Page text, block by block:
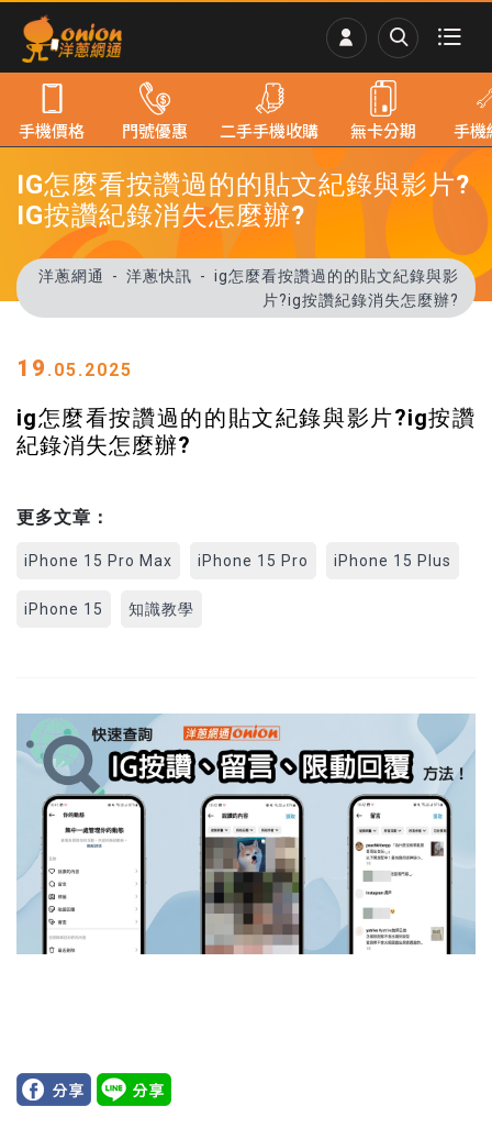
IG怎麼看按讚過的的貼文紀錄與影片?
IG按讚紀錄消失怎麼辦?
洋蔥網通 洋蔥快訊
ig怎麼看按讚過的的貼文紀錄與影
片?ig按讚紀錄消失怎麼辦?
19 .05.2025
ig怎麼看按讚過的的貼文紀錄與影片?ig按讚
紀錄消失怎麼辦?
更多文章：
iPhone 15 Pro Max iPhone 15 Pro iPhone 15 Plus
iPhone 15 知識教學
手機價格 門號優惠 二手手機收購 無卡分期 手機